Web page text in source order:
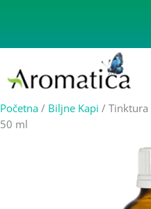
Početna / Biljne Kapi / Tinktura
50 ml